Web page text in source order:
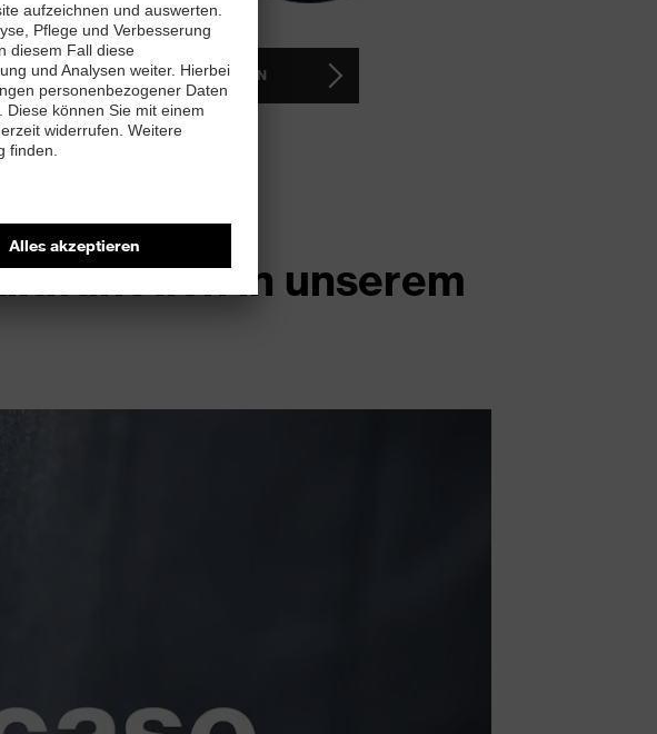
JETZT KAUFEN
in unserem